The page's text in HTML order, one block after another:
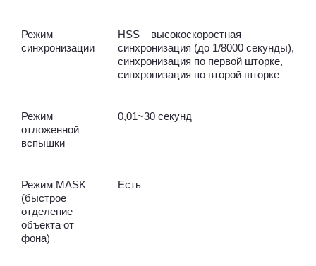
Режим
синхронизации
HSS – высокоскоростная
синхронизация (до 1/8000 секунды),
синхронизация по первой шторке,
синхронизация по второй шторке
Режим
отложенной
вспышки
0,01~30 секунд
Режим MASK
(быстрое
отделение
объекта от
фона)
Есть